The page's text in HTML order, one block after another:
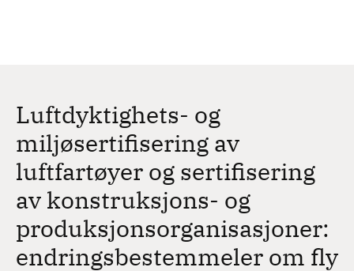
Luftdyktighets- og
miljøsertifisering av
luftfartøyer og sertifisering
av konstruksjons- og
produksjonsorganisasjoner:
endringsbestemmeler om fly